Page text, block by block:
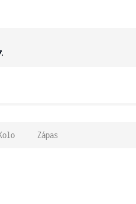
Zápas